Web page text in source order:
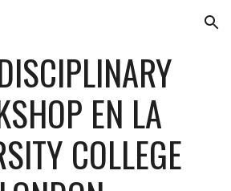
Skip to navigation
EN LA
COLLEGE